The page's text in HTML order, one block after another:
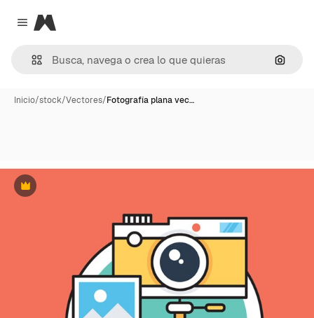
Close menu
Magnific
Inicio/stock/Vectores/Fotografía plana vec…
Premium